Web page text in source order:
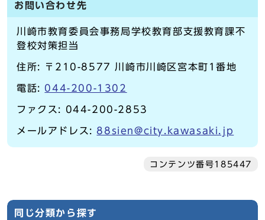
お問い合わせ先
川崎市教育委員会事務局学校教育部支援教育課不
登校対策担当
住所: 〒210-8577 川崎市川崎区宮本町1番地
電話: 044-200-1302
ファクス: 044-200-2853
メールアドレス:88sien@city.kawasaki.jp
コンテンツ番号185447
同じ分類から探す